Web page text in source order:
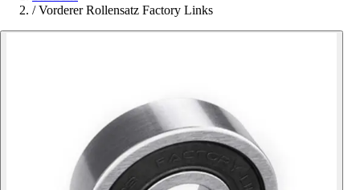
/ Vorderer Rollensatz Factory Links